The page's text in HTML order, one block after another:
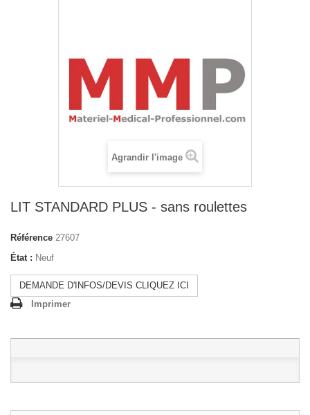
Agrandir l'image
LIT STANDARD PLUS - sans roulettes
Référence 27607
État : Neuf
DEMANDE D'INFOS/DEVIS CLIQUEZ ICI
Imprimer